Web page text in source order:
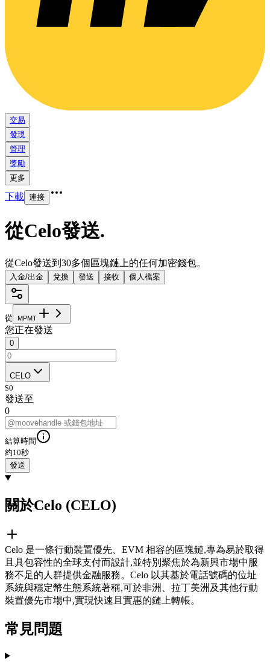
交易
發現
管理
獎勵
更多
下載 連接
從Celo發送.
從Celo發送到30多個區塊鏈上的任何加密錢包。
入金/出金 兌換 發送 接收 個人檔案
從 MPMT
您正在發送
0
CELO
$0
發送至
0
結算時間
約10秒
發送
關於Celo (CELO)
Celo 是一條行動裝置優先、EVM 相容的區塊鏈,專為易於取得
且具包容性的全球支付而設計,並特別聚焦於為新興市場中服
務不足的人群提供金融服務。Celo 以其基於電話號碼的位址
系統與穩定幣生態系統著稱,可於非洲、拉丁美洲及其他行動
裝置優先市場中,實現快速且實惠的鏈上轉帳。
常見問題